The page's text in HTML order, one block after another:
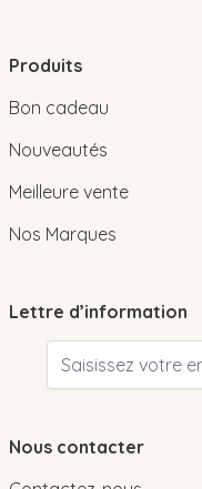
Produits
Bon cadeau
Nouveautés
Meilleure vente
Nos Marques
Lettre d’information
Nous contacter